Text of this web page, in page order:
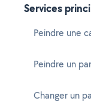
Services
Peindre une
Peindre un
Changer un